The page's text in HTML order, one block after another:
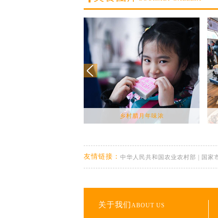
乡村腊月年味浓
友情链接： 中华人民共和国农业农村部 国家
关于我们ABOUT US